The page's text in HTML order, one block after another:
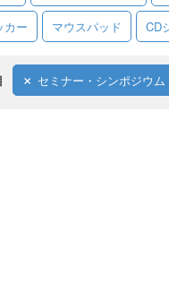
カー マウスパッド CD
セミナー・シンポジウム